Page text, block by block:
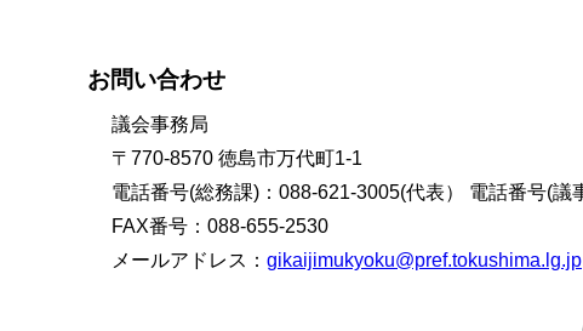
お問い合わせ
議会事務局
〒770-8570 徳島市万代町1-1
電話番号(総務課)：088-621-3005(代表） 電話番号(
FAX番号：088-655-2530
メールアドレス： gikaijimukyoku@pref.tokushima.lg.jp